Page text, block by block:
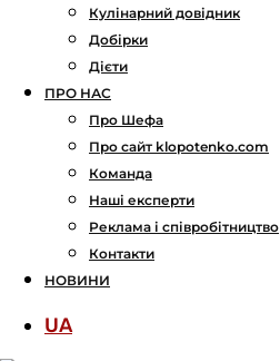
Кулінарний довідник
Добірки
Дієти
ПРО НАС
Про Шефа
Про сайт klopotenko.com
Команда
Наші експерти
Реклама і співробітництво
Контакти
НОВИНИ
UA